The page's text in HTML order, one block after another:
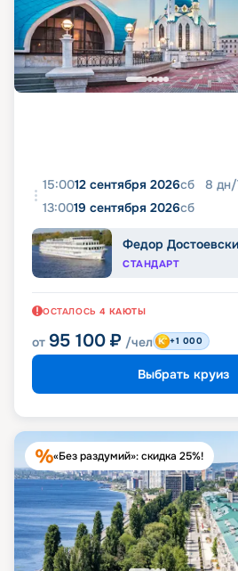
15:0012 сентября 2026сб 8 дн/
13:0019 сентября 2026сб
Федор
СТАНДАРТ
ОСТАЛОСЬ 4 КАЮТЫ
от 95 100 ₽ /чел +1 000
Выбрать круиз
«Без раздумий»: скидка 25%!